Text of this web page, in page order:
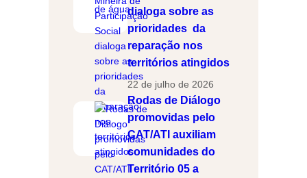
dialoga sobre as
prioridades da
reparação nos
territórios atingidos
22 de julho de 2026
Rodas de Diálogo
promovidas pelo
CAT/ATI auxiliam
comunidades do
Território 05 a